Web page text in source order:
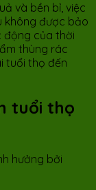
và bền bỉ, việc
không được bảo
động của thời
thùng rác
tuổi thọ đến
tuổi thọ
hưởng bởi